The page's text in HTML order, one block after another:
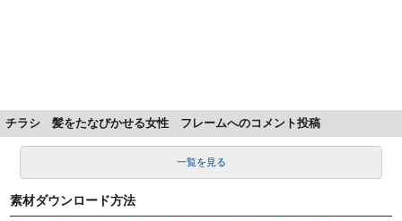
チラシ 髪をたなびかせる女性 フレームへのコメント投稿
一覧を見る
素材ダウンロード方法